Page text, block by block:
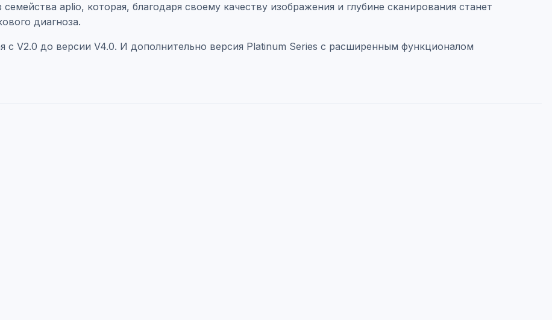
aplio, которая, благодаря своему качеству изображения и глубине сканирования станет
диагноза.
с V2.0 до версии V4.0. И дополнительно версия Platinum Series с расширенным функционалом